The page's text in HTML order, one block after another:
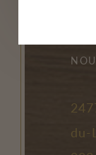
du-